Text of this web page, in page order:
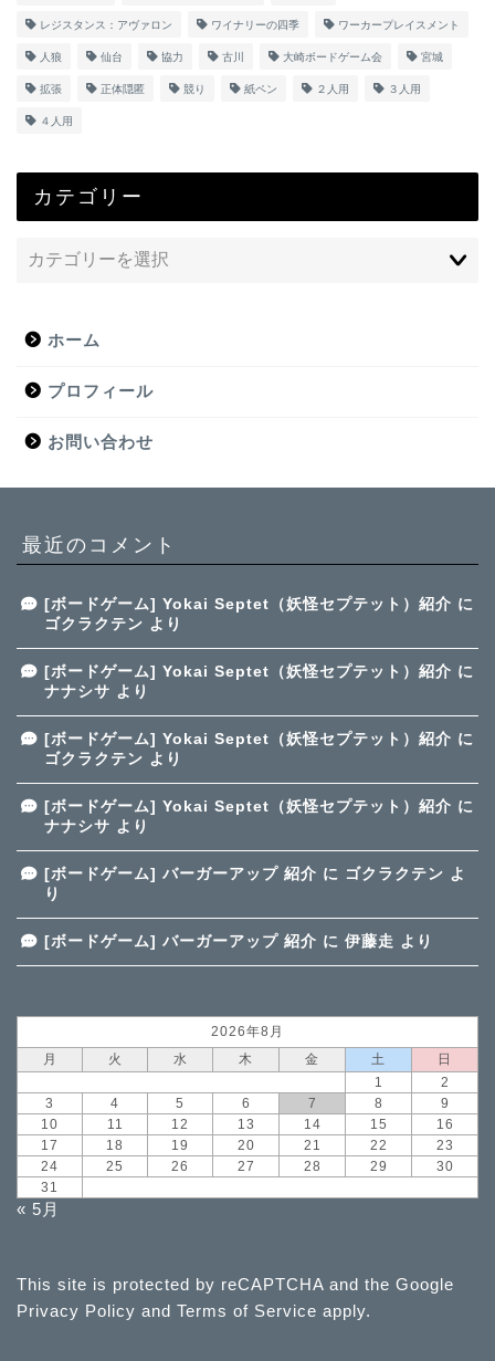
レジスタンス：アヴァロン ワイナリーの四季 ワーカープレイスメント
人狼 仙台 協力 古川 大崎ボードゲーム会 宮城
拡張 正体隠匿 競り 紙ペン ２人用 ３人用
４人用
カテゴリー
ホーム
プロフィール
お問い合わせ
最近のコメント
[ボードゲーム] Yokai Septet（妖怪セプテット）紹介 に
ゴクラクテン より
[ボードゲーム] Yokai Septet（妖怪セプテット）紹介 に
ナナシサ より
[ボードゲーム] Yokai Septet（妖怪セプテット）紹介 に
ゴクラクテン より
[ボードゲーム] Yokai Septet（妖怪セプテット）紹介 に
ナナシサ より
[ボードゲーム] バーガーアップ 紹介 に ゴクラクテン よ
り
[ボードゲーム] バーガーアップ 紹介 に 伊藤走 より
2026年8月
月
火 水 木 金 土
日
1
2
3
4 5 6 7 8
9
10
11 12 13 14 15
16
17
18 19 20 21 22
23
24
25 26 27 28 29
30
31
« 5月
This site is protected by reCAPTCHA and the Google
Privacy Policy and Terms of Service apply.